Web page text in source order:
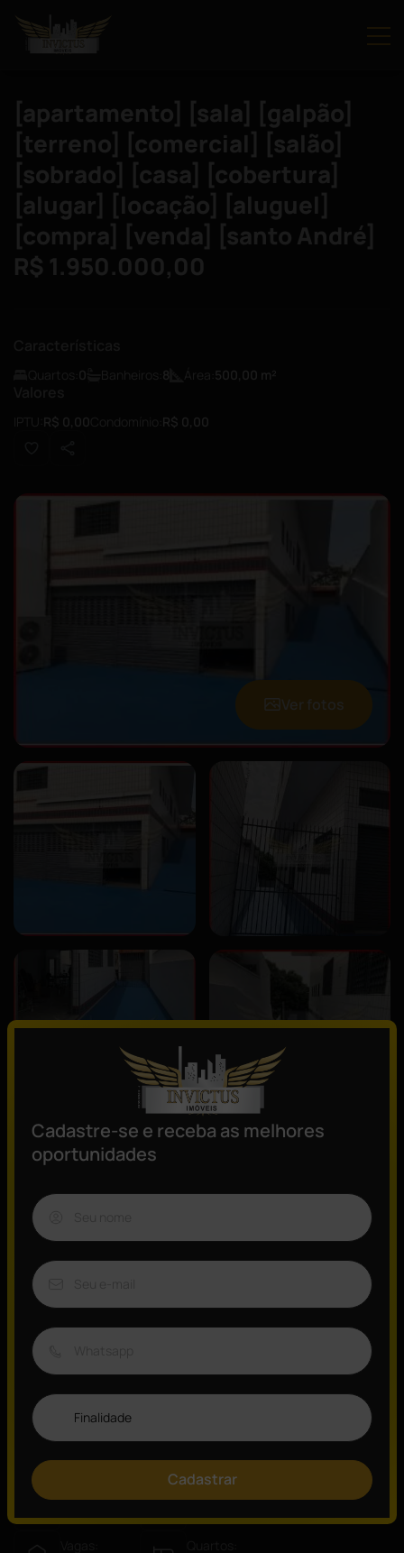
[apartamento] [sala] [galpão]
[terreno] [comercial] [salão]
[sobrado] [casa] [cobertura]
[alugar] [locação] [aluguel]
[compra] [venda] [santo André]
R$ 1.950.000,00
0 8 500,00 m²
R$ 0,00 R$ 0,00
Ver fotos
Prédio comercial com 500 m² de terreno e 670 m² de área
construída, distribuído em 3 pavimentos sendo, pavimento
térreo, com vão livre, pé direito de 5 metros, mezanino e 4
banheiros, pavimento subsolo, com vão livre, vagas para 30
veículos, banheiros e área de refeitório. pavimento superior com
vão livre e 4 banheiros.Entrada lateral para veículos, ótima
um de nossos especialistasAtendimento on-line de Segunda á
Domingo (011) 99282-7189e-mail:
contato@invictusimoveis.com.brInvictus imóveis (011) 4432-4112
Visão Geral
ID:
7224
Tipo:
Prédio Inteiro
Cadastre-se e receba as melhores
oportunidades
Cadastrar